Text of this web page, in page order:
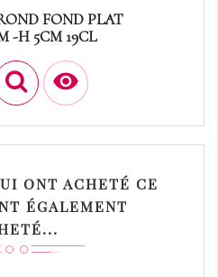
FOND PLAT
-H 5CM 19CL
Prix
0,30 €

ONT ACHETÉ CE
ÉGALEMENT